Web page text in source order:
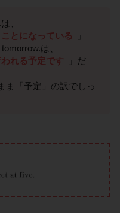
、
とになっている
は、
れる予定です
」だ
ま「予定」の訳でしっ